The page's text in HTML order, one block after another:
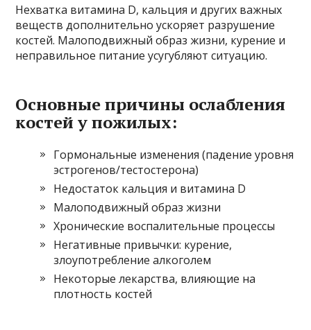
Нехватка витамина D, кальция и других важных
веществ дополнительно ускоряет разрушение
костей. Малоподвижный образ жизни, курение и
неправильное питание усугубляют ситуацию.
Основные причины ослабления
костей у пожилых:
Гормональные изменения (падение уровня
эстрогенов/тестостерона)
Недостаток кальция и витамина D
Малоподвижный образ жизни
Хронические воспалительные процессы
Негативные привычки: курение,
злоупотребление алкоголем
Некоторые лекарства, влияющие на
плотность костей